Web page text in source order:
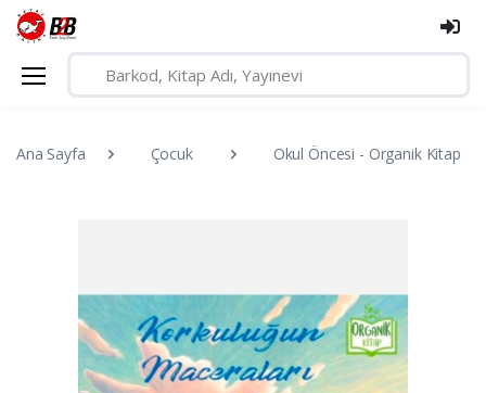
Ana Sayfa Çocuk Okul Öncesi - Organik Kitap